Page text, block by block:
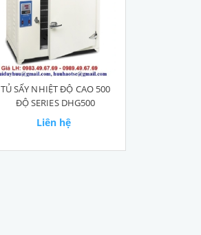
TỦ SẤY NHIỆT ĐỘ CAO 500
ĐỘ SERIES DHG500
Liên hệ